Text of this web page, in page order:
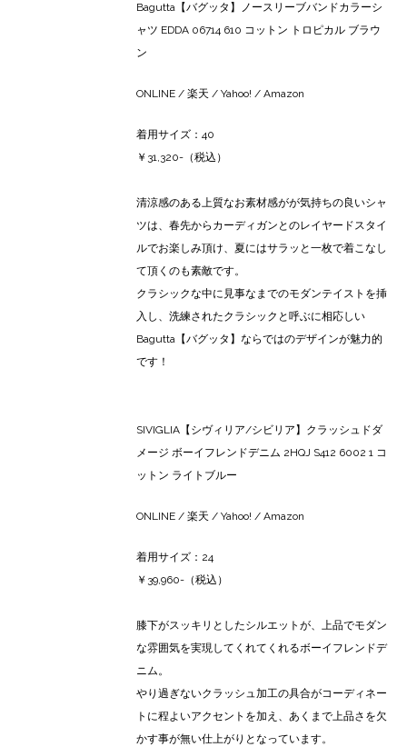
Bagutta【バグッタ】ノースリーブバンドカラーシ
ャツ EDDA 06714 610 コットン トロピカル ブラウ
ン
ONLINE/ 楽天 / Yahoo! / Amazon
着用サイズ：40
￥31,320-（税込）
清涼感のある上質なお素材感がが気持ちの良いシャ
ツは、春先からカーディガンとのレイヤードスタイ
ルでお楽しみ頂け、夏にはサラッと一枚で着こなし
て頂くのも素敵です。
クラシックな中に見事なまでのモダンテイストを挿
入し、洗練されたクラシックと呼ぶに相応しい
Bagutta【バグッタ】ならではのデザインが魅力的
です！
SIVIGLIA【シヴィリア/シビリア】クラッシュドダ
メージ ボーイフレンドデニム 2HQJ S412 6002 1 コ
ットン ライトブルー
ONLINE/ 楽天 / Yahoo! / Amazon
着用サイズ：24
￥39,960-（税込）
膝下がスッキリとしたシルエットが、上品でモダン
な雰囲気を実現してくれてくれるボーイフレンドデ
ニム。
やり過ぎないクラッシュ加工の具合がコーディネー
トに程よいアクセントを加え、あくまで上品さを欠
かす事が無い仕上がりとなっています。